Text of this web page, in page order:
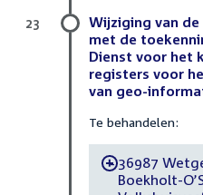
Wijziging van
met de
Dienst voor het
registers voor
van geo-
Te behandelen:
-36987
Boekholt-
23